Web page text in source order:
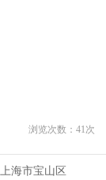
浏览次数： 41次
上海市宝山区